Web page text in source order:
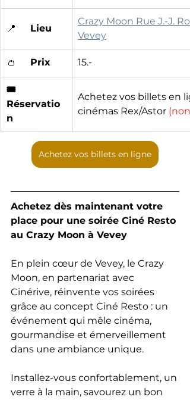
Lieu
Crazy Moon Rue J.-J.
Vevey
Prix 15.-
🎟️
Réservatio
n
Achetez vos billets en
cinémas Rex/Astor
Achetez vos billets en ligne
Achetez dès maintenant votre
place pour une soirée Ciné Resto
au Crazy Moon à Vevey
En plein cœur de Vevey, le Crazy
Moon, en partenariat avec
Cinérive, réinvente vos soirées
grâce au concept Ciné Resto : un
événement qui mêle cinéma,
gourmandise et émerveillement
dans une ambiance unique.
Installez-vous confortablement, un
verre à la main, savourez un bon